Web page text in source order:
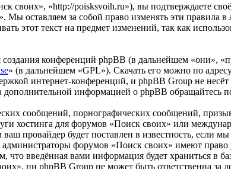
«http://poisksvoih.ru»), вы подтверждаете
оставляем за собой право изменять эти правила
этот текст на предмет изменений, так как
конференций phpBB (в дальнейшем «они»,
» (в дальнейшем «GPL»). Скачать его можно по
интернет-конференций, и phpBB Group не
дополнительной информацией о phpBB обращайтесь
сообщений, порнографических сообщений,
хостинга для форумов «Поиск своих» или
провайдер будет поставлен в известность, если
форумов «Поиск своих» имеют
введённая вами информация будет храниться в
ни phpBB Group не может быть ответственна за